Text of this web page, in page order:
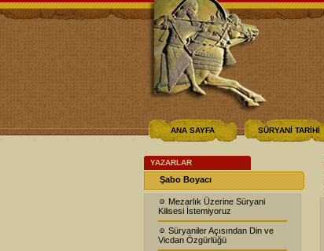
ANA SAYFA SÜRYANİ TARİHİ
YAZARLAR
Şabo Boyacı
Mezarlık Üzerine Süryani
Kilisesi İstemiyoruz
Süryaniler Açısından Din ve
Vicdan Özgürlüğü